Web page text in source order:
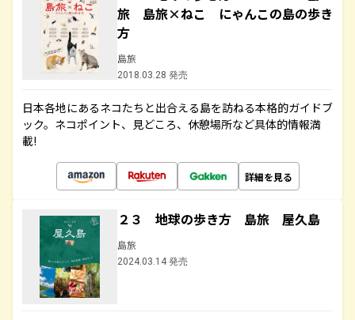
旅 島旅×ねこ にゃんこの島の歩き
方
島旅
2018.03.28 発売
日本各地にあるネコたちと出合える島を訪ねる本格的ガイドブ
ック。ネコポイント、見どころ、休憩場所など具体的情報満
載!
詳細を見る
２３ 地球の歩き方 島旅 屋久島
島旅
2024.03.14 発売